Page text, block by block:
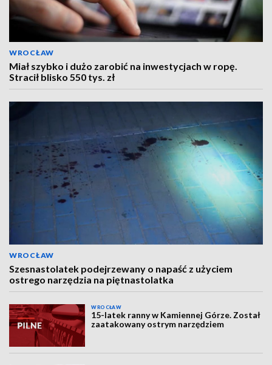
WROCŁAW
Miał szybko i dużo zarobić na inwestycjach w ropę.
Stracił blisko 550 tys. zł
WROCŁAW
Szesnastolatek podejrzewany o napaść z użyciem
ostrego narzędzia na piętnastolatka
WROCŁAW
15-latek ranny w Kamiennej Górze. Został
zaatakowany ostrym narzędziem